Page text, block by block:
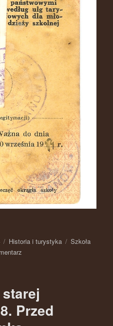
Kategorie
Historia i turystyka Tagi
Szkoła
fotografii.
29
Przed